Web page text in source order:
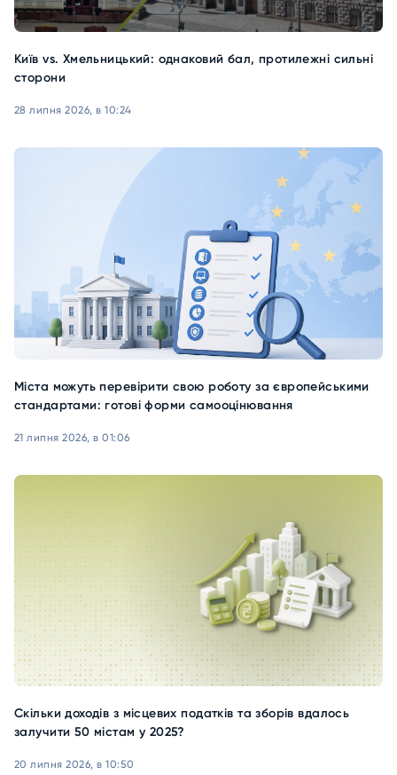
Київ vs. Хмельницький: однаковий бал, протилежні сильні
сторони
28 липня 2026, в 10:24
Міста можуть перевірити свою роботу за європейськими
стандартами: готові форми самооцінювання
21 липня 2026, в 01:06
Скільки доходів з місцевих податків та зборів вдалось
залучити 50 містам у 2025?
20 липня 2026, в 10:50